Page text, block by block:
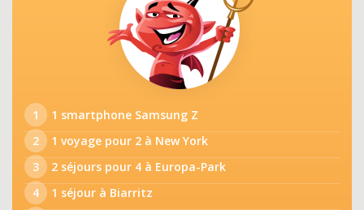
1
1 smartphone Samsung Z
2
1 voyage pour 2 à New York
3
2 séjours pour 4 à Europa-Park
4
1 séjour à Biarritz